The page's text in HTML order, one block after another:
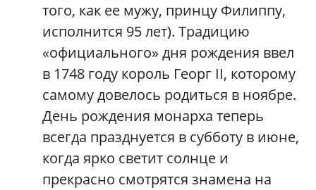
того, как ее мужу, принцу Филиппу,
исполнится 95 лет). Традицию
«официального» дня рождения ввел
в 1748 году король Георг II, которому
самому довелось родиться в ноябре.
День рождения монарха теперь
всегда празднуется в субботу в июне,
когда ярко светит солнце и
прекрасно смотрятся знамена на